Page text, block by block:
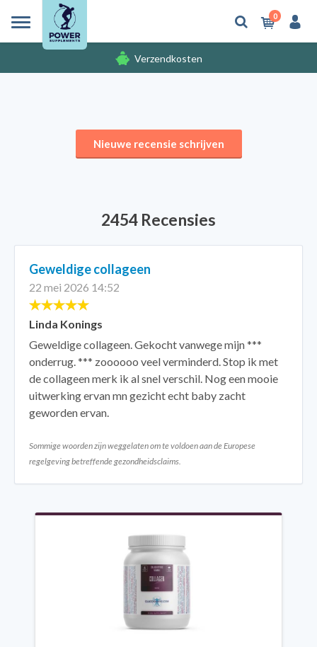
0
Verzendkosten
Nieuwe recensie schrijven
2454 Recensies
Geweldige collageen
22 mei 2026 14:52
Linda Konings
Geweldige collageen. Gekocht vanwege mijn ***
onderrug. *** zoooooo veel verminderd. Stop ik met
de collageen merk ik al snel verschil. Nog een mooie
uitwerking ervan mn gezicht echt baby zacht
geworden ervan.
Sommige woorden zijn weggelaten om te voldoen aan de Europese
regelgeving betreffende gezondheidsclaims.